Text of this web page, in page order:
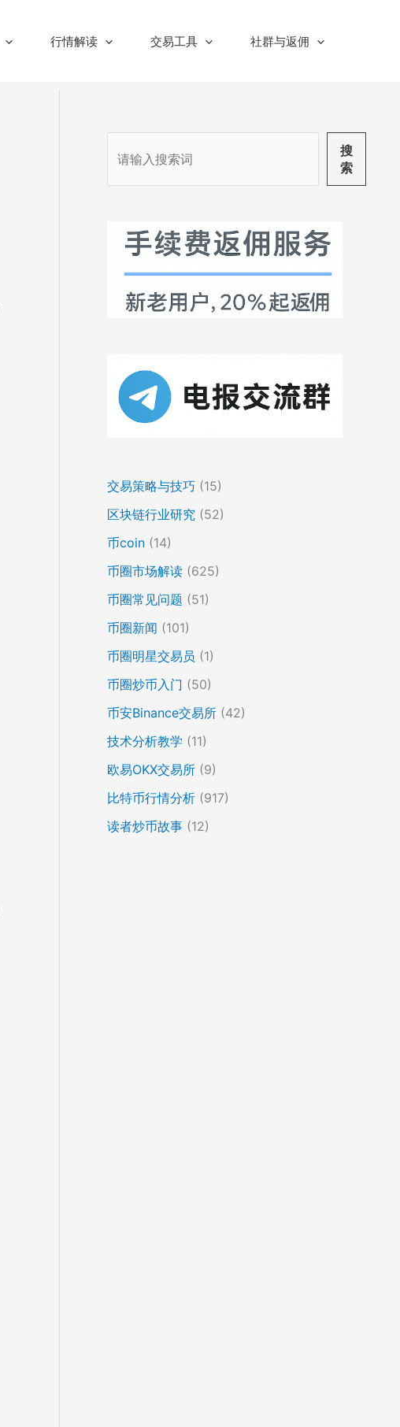
行情解读 交易工具 社群与返佣
搜
索
交易策略与技巧 (15)
区块链行业研究 (52)
币coin (14)
币圈市场解读 (625)
币圈常见问题 (51)
币圈新闻 (101)
币圈明星交易员 (1)
币圈炒币入门 (50)
币安Binance交易所 (42)
技术分析教学 (11)
欧易OKX交易所 (9)
比特币行情分析 (917)
读者炒币故事 (12)